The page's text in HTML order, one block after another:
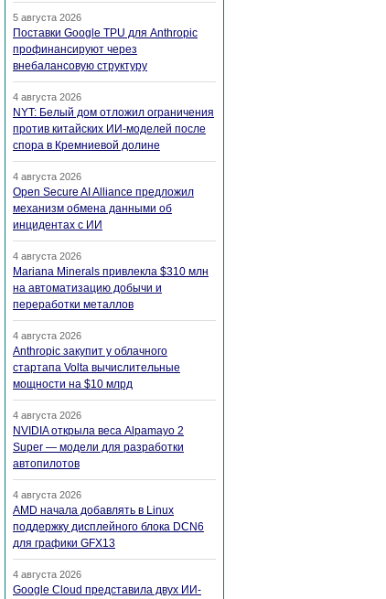
5 августа 2026
Поставки Google TPU для Anthropic
профинансируют через
внебалансовую структуру
4 августа 2026
NYT: Белый дом отложил ограничения
против китайских ИИ-моделей после
спора в Кремниевой долине
4 августа 2026
Open Secure AI Alliance предложил
механизм обмена данными об
инцидентах с ИИ
4 августа 2026
Mariana Minerals привлекла $310 млн
на автоматизацию добычи и
переработки металлов
4 августа 2026
Anthropic закупит у облачного
стартапа Volta вычислительные
мощности на $10 млрд
4 августа 2026
NVIDIA открыла веса Alpamayo 2
Super — модели для разработки
автопилотов
4 августа 2026
AMD начала добавлять в Linux
поддержку дисплейного блока DCN6
для графики GFX13
4 августа 2026
Google Cloud представила двух ИИ-